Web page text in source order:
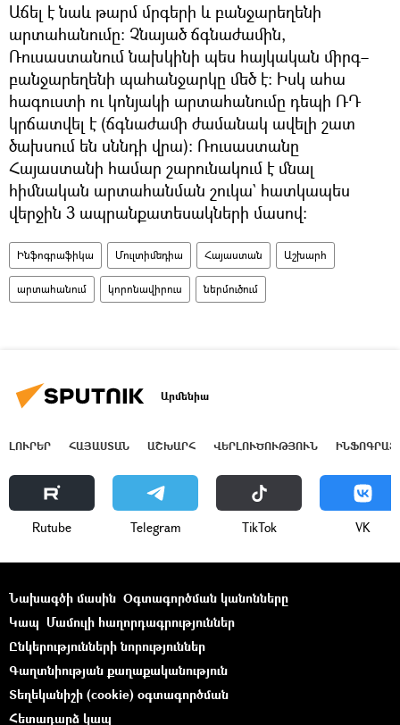
Աճել է նաև թարմ մրգերի և բանջարեղենի
արտահանումը։ Չնայած ճգնաժամին,
Ռուսաստանում նախկինի պես հայկական միրգ–
բանջարեղենի պահանջարկը մեծ է։ Իսկ ահա
հագուստի ու կոնյակի արտահանումը դեպի ՌԴ
կրճատվել է (ճգնաժամի ժամանակ ավելի շատ
ծախսում են սննդի վրա)։ Ռուսաստանը
Հայաստանի համար շարունակում է մնալ
հիմնական արտահանման շուկա` հատկապես
վերջին 3 ապրանքատեսակների մասով։
Ինֆոգրաֆիկա Մուլտիմեդիա Հայաստան Աշխարհ
արտահանում կորոնավիրուս ներմուծում
Արմենիա
ԼՈՒՐԵՐ ՀԱՅԱՍՏԱՆ ԱՇԽԱՐՀ ՎԵՐԼՈՒԾՈՒԹՅՈՒՆ
Rutube Telegram ТikТоk VK
Նախագծի մասին Օգտագործման կանոնները
Կապ Մամուլի հաղորդագրություններ
Ընկերությունների նորություններ
Գաղտնիության քաղաքականություն
Տեղեկանիշի (cookie) օգտագործման
Հետադարձ կապ